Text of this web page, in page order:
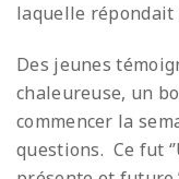
laquelle répondait
Des jeunes
chaleureuse, un
commencer la
questions. Ce fut